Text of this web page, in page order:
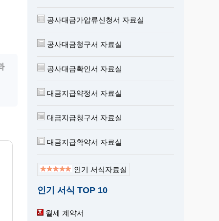
공사대금가압류신청서 자료실
공사대금청구서 자료실
공사대금확인서 자료실
대금지급약정서 자료실
대금지급청구서 자료실
대금지급확약서 자료실
인기 서식자료실
인기 서식 TOP 10
월세 계약서